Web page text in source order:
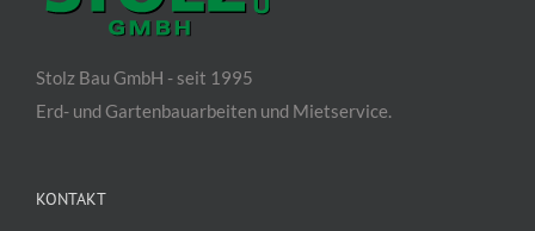
Stolz Bau GmbH - seit 1995
Erd- und Gartenbauarbeiten und Mietservice.
KONTAKT